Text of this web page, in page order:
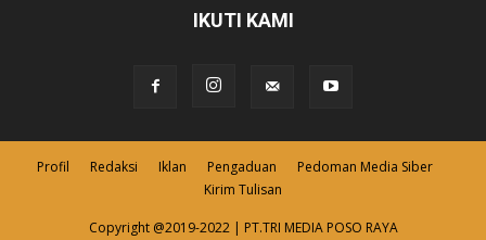
IKUTI KAMI
Profil Redaksi Iklan Pengaduan
Pedoman Media Siber
Kirim Tulisan
Copyright @2019-2022 | PT.TRI MEDIA POSO RAYA